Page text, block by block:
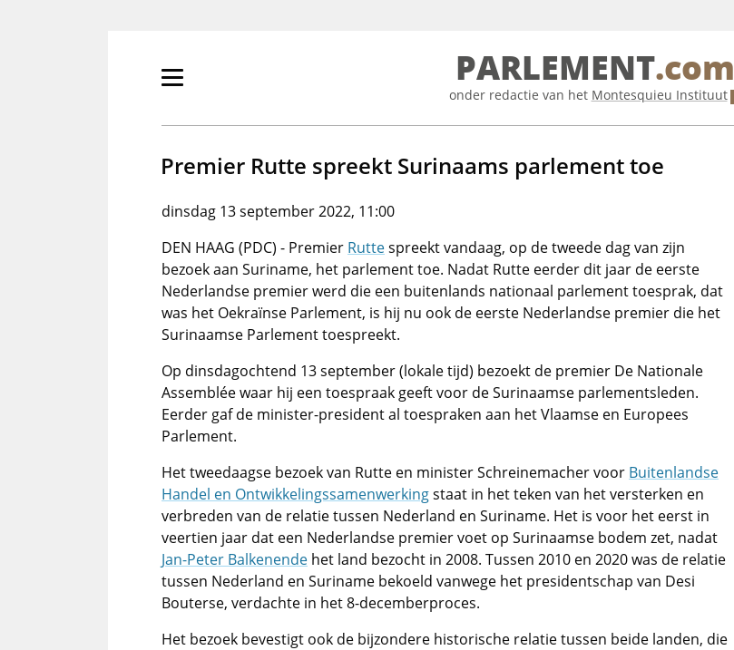
Primair
tonen/verbergen
PARLEMENT.com
onder redactie van het Montesquieu Instituut
Premier Rutte spreekt Surinaams parlement toe
dinsdag 13 september 2022, 11:00
DEN HAAG (PDC) - Premier Ruttespreekt vandaag, op de tweede dag van zijn
bezoek aan Suriname, het parlement toe. Nadat Rutte eerder dit jaar de eerste
Nederlandse premier werd die een buitenlands nationaal parlement toesprak, dat
was het Oekraïnse Parlement, is hij nu ook de eerste Nederlandse premier die het
Surinaamse Parlement toespreekt.
Op dinsdagochtend 13 september (lokale tijd) bezoekt de premier De Nationale
Assemblée waar hij een toespraak geeft voor de Surinaamse parlementsleden.
Eerder gaf de minister-president al toespraken aan het Vlaamse en Europees
Parlement.
Het tweedaagse bezoek van Rutte en minister Schreinemacher voor Buitenlandse
Handel en Ontwikkelingssamenwerkingstaat in het teken van het versterken en
verbreden van de relatie tussen Nederland en Suriname. Het is voor het eerst in
veertien jaar dat een Nederlandse premier voet op Surinaamse bodem zet, nadat
Jan-Peter Balkenende het land bezocht in 2008. Tussen 2010 en 2020 was de relatie
tussen Nederland en Suriname bekoeld vanwege het presidentschap van Desi
Bouterse, verdachte in het 8-decemberproces.
Het bezoek bevestigt ook de bijzondere historische relatie tussen beide landen, die